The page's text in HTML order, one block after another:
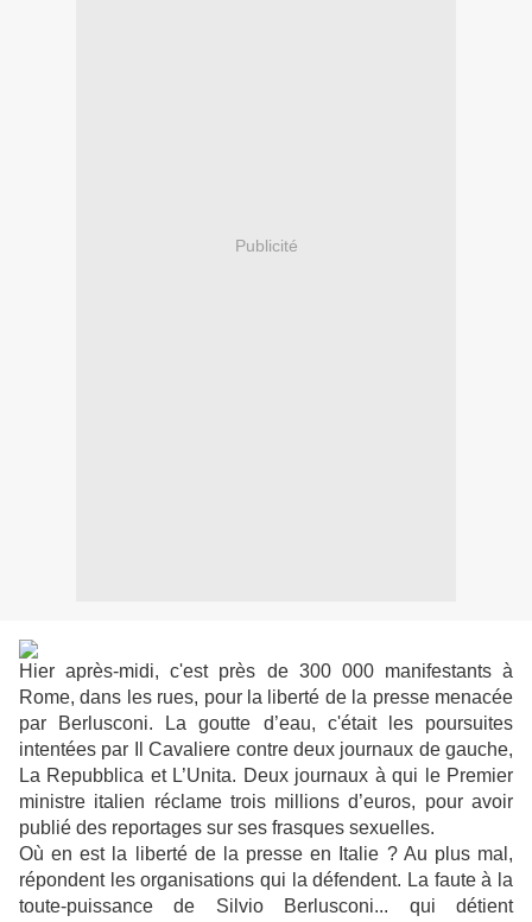
Publicité
Hier après-midi, c'est près de 300 000 manifestants à
Rome, dans les rues, pour la liberté de la presse menacée
par Berlusconi.
La goutte d’eau, c'était les poursuites
intentées par Il Cavaliere contre deux journaux de gauche,
La Repubblica et L’Unita. Deux journaux à qui le Premier
ministre italien réclame trois millions d’euros, pour avoir
publié des reportages sur ses frasques sexuelles.
Où en est la liberté de la presse en Italie ? Au plus mal,
répondent les organisations qui la défendent. La faute à la
toute-puissance de Silvio Berlusconi... qui détient